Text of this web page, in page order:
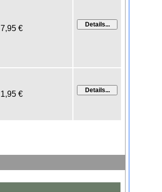
7,95 €
1,95 €